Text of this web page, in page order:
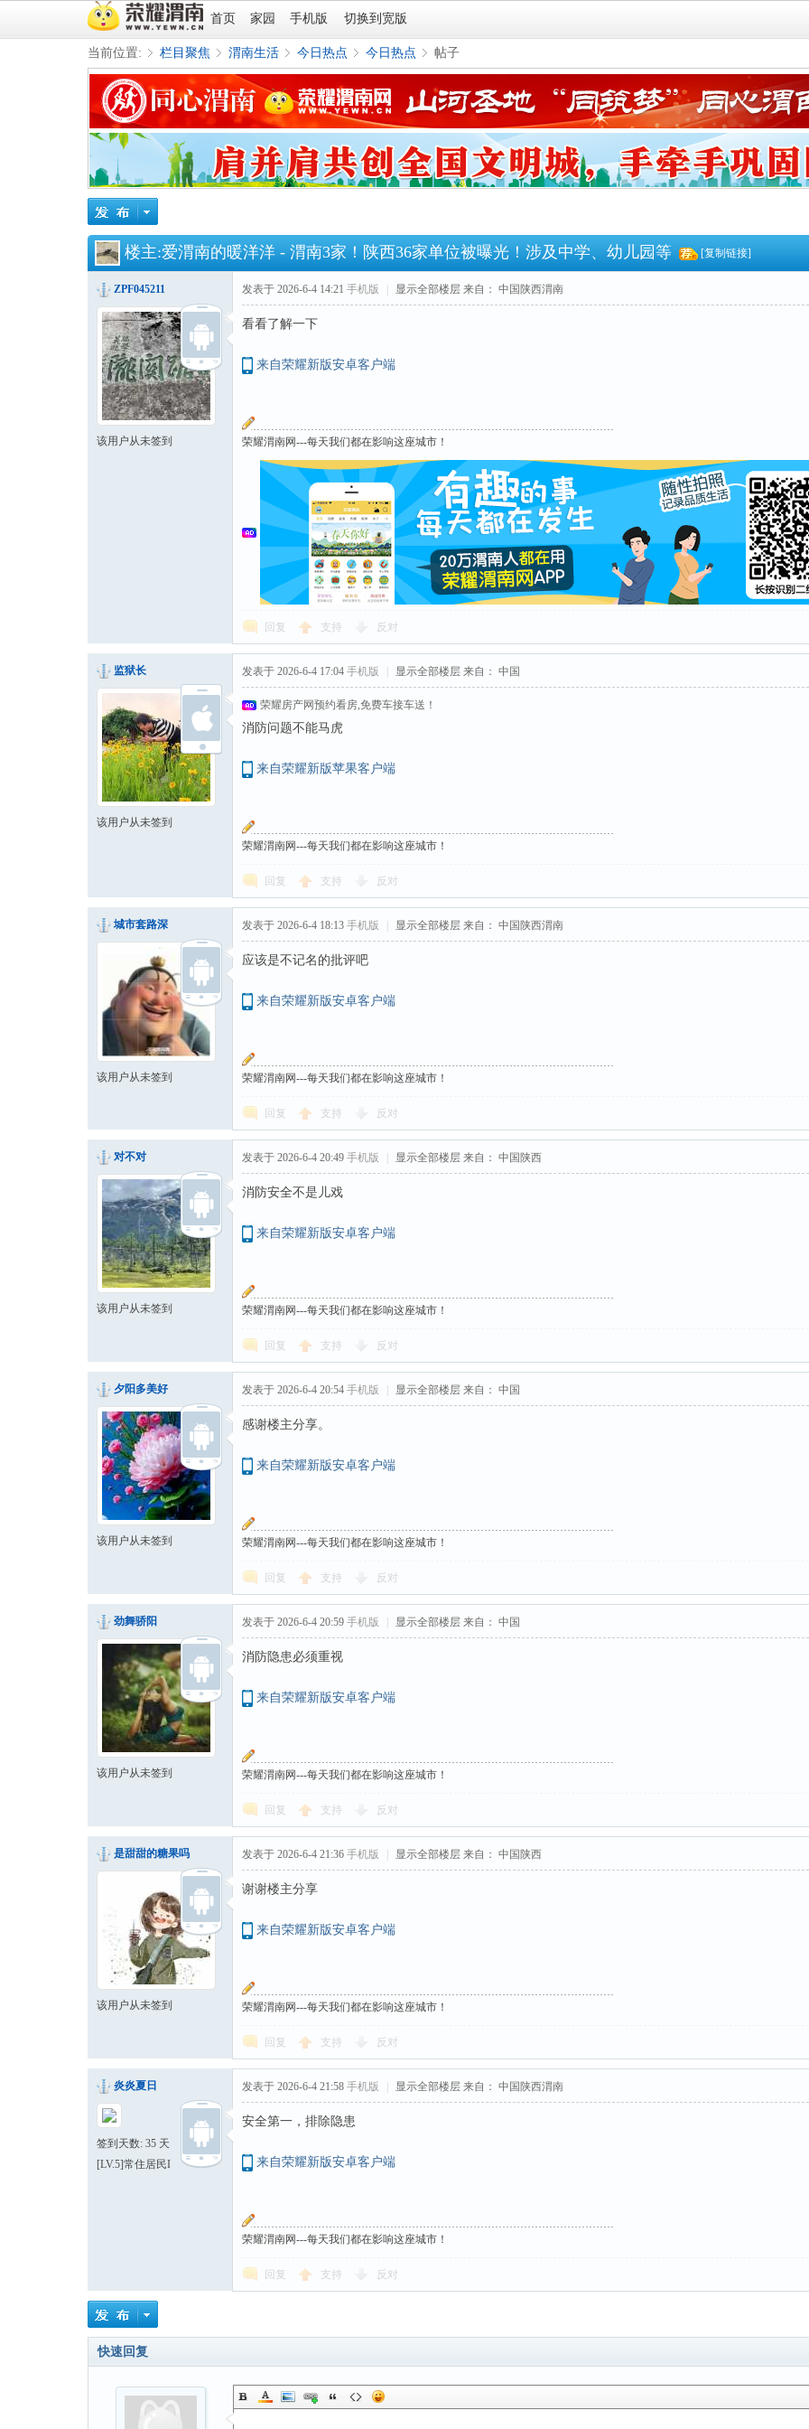
首页 家园 手机版 切换到宽版
当前位置:
»
栏目聚焦
›
渭南生活
›
今日热点
›
今日热点
›
帖子
楼主:爱渭南的暖洋洋 - 渭南3家！陕西36家单位被曝光！涉及中学、幼儿园等 [复制链接]
ZPF045211
该用户从未签到
发表于 2026-6-4 14:21 手机版 显示全部楼层 来自： 中国陕西渭南
看看了解一下
来自荣耀新版安卓客户端
荣耀渭南网---每天我们都在影响这座城市！
回复 支持 反对
监狱长
该用户从未签到
发表于 2026-6-4 17:04 手机版 显示全部楼层 来自： 中国
荣耀房产网预约看房,免费车接车送！
消防问题不能马虎
来自荣耀新版苹果客户端
荣耀渭南网---每天我们都在影响这座城市！
回复 支持 反对
城市套路深
该用户从未签到
发表于 2026-6-4 18:13 手机版 显示全部楼层 来自： 中国陕西渭南
应该是不记名的批评吧
来自荣耀新版安卓客户端
荣耀渭南网---每天我们都在影响这座城市！
回复 支持 反对
对不对
该用户从未签到
发表于 2026-6-4 20:49 手机版 显示全部楼层 来自： 中国陕西
消防安全不是儿戏
来自荣耀新版安卓客户端
荣耀渭南网---每天我们都在影响这座城市！
回复 支持 反对
夕阳多美好
该用户从未签到
发表于 2026-6-4 20:54 手机版 显示全部楼层 来自： 中国
感谢楼主分享。
来自荣耀新版安卓客户端
荣耀渭南网---每天我们都在影响这座城市！
回复 支持 反对
劲舞骄阳
该用户从未签到
发表于 2026-6-4 20:59 手机版 显示全部楼层 来自： 中国
消防隐患必须重视
来自荣耀新版安卓客户端
荣耀渭南网---每天我们都在影响这座城市！
回复 支持 反对
是甜甜的糖果吗
该用户从未签到
发表于 2026-6-4 21:36 手机版 显示全部楼层 来自： 中国陕西
谢谢楼主分享
来自荣耀新版安卓客户端
荣耀渭南网---每天我们都在影响这座城市！
回复 支持 反对
炎炎夏日
签到天数: 35 天
[LV.5]常住居民I
发表于 2026-6-4 21:58 手机版 显示全部楼层 来自： 中国陕西渭南
安全第一，排除隐患
来自荣耀新版安卓客户端
荣耀渭南网---每天我们都在影响这座城市！
回复 支持 反对
快速回复